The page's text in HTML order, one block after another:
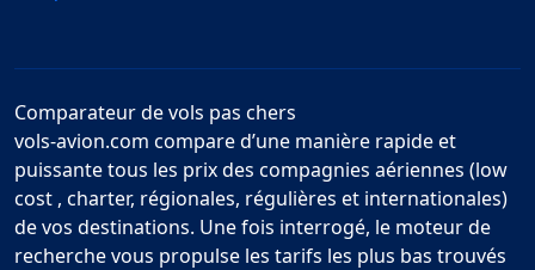
Comparateur de vols pas chers
vols-avion.com compare d’une manière rapide et
puissante tous les prix des compagnies aériennes (low
cost , charter, régionales, régulières et internationales)
de vos destinations. Une fois interrogé, le moteur de
recherche vous propulse les tarifs les plus bas trouvés